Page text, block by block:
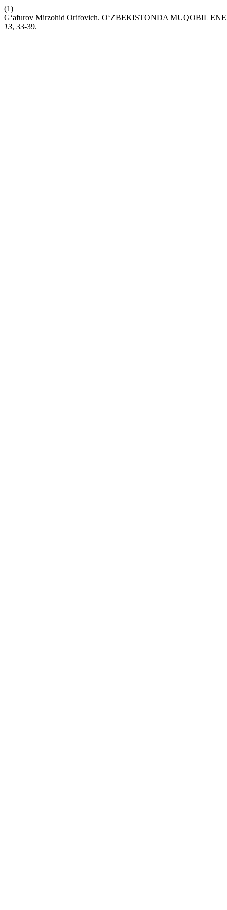
(1)
G‘afurov Mirzohid Orifovich. O‘ZBEKISTONDA MUQOBIL
13, 33-39.